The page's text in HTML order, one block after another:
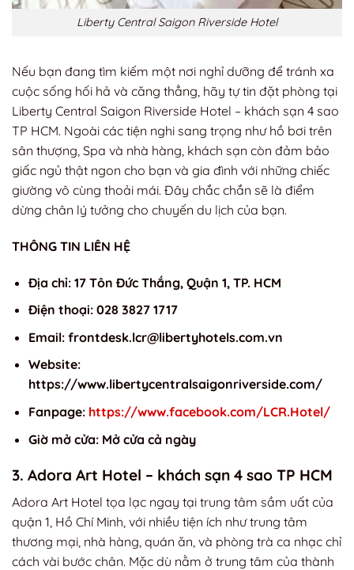
Liberty Central Saigon Riverside Hotel
Nếu bạn đang tìm kiếm một nơi nghỉ dưỡng để tránh xa
cuộc sống hối hả và căng thẳng, hãy tự tin đặt phòng tại
Liberty Central Saigon Riverside Hotel – khách sạn 4 sao
TP HCM. Ngoài các tiện nghi sang trọng như hồ bơi trên
sân thượng, Spa và nhà hàng, khách sạn còn đảm bảo
giấc ngủ thật ngon cho bạn và gia đình với những chiếc
giường vô cùng thoải mái. Đây chắc chắn sẽ là điểm
dừng chân lý tưởng cho chuyến du lịch của bạn.
THÔNG TIN LIÊN HỆ
Địa chỉ: 17 Tôn Đức Thắng, Quận 1, TP. HCM
Điện thoại: 028 3827 1717
Email: frontdesk.lcr@libertyhotels.com.vn
Website:
https://www.libertycentralsaigonriverside.com/
Fanpage: https://www.facebook.com/LCR.Hotel/
Giờ mở cửa: Mở cửa cả ngày
3. Adora Art Hotel – khách sạn 4 sao TP HCM
Adora Art Hotel tọa lạc ngay tại trung tâm sầm uất của
quận 1, Hồ Chí Minh, với nhiều tiện ích như trung tâm
thương mại, nhà hàng, quán ăn, và phòng trà ca nhạc chỉ
cách vài bước chân. Mặc dù nằm ở trung tâm của thành